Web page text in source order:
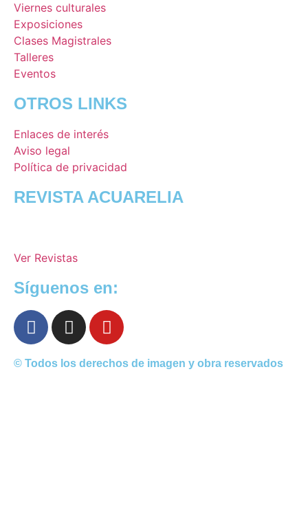
Viernes culturales
Exposiciones
Clases Magistrales
Talleres
Eventos
OTROS LINKS
Enlaces de interés
Aviso legal
Política de privacidad
REVISTA ACUARELIA
Ver Revistas
Síguenos en:
© Todos los derechos de imagen y obra reservados